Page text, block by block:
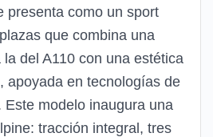
presenta como un sport
que combina una
del A110 con una estética
apoyada en tecnologías de
Este modelo inaugura una
tracción integral, tres